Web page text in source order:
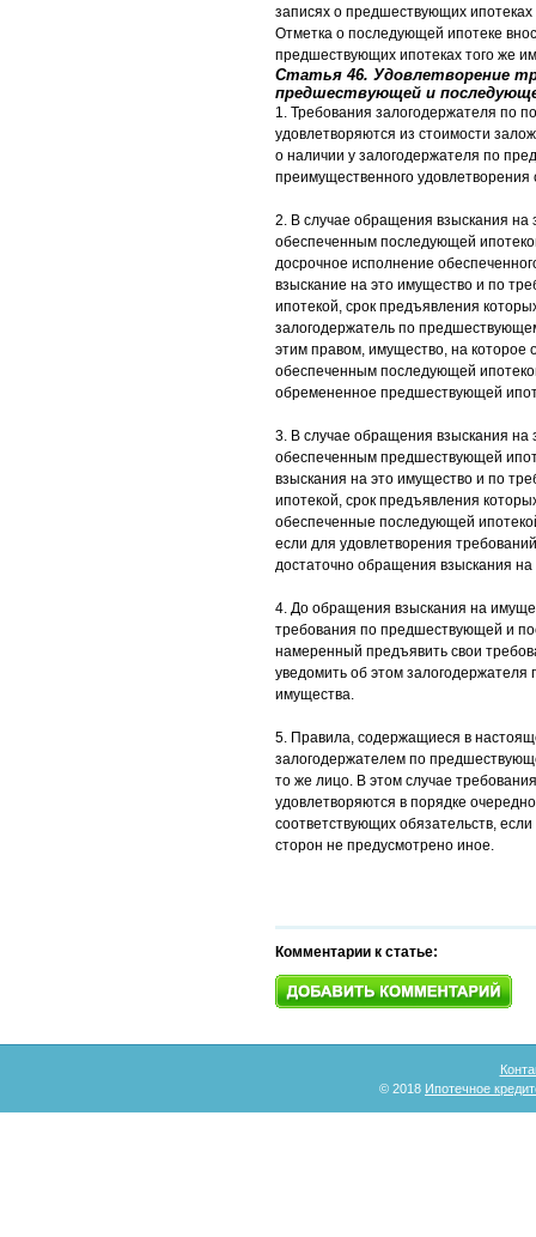
записях о предшествующих
Отметка о последующей ипотеке
предшествующих ипотеках того же
Статья 46. Удовлетворение
предшествующей и
1. Требования залогодержателя по
удовлетворяются из стоимости
о наличии у залогодержателя по
преимущественного удовлетворения
2. В случае обращения взыскания
обеспеченным последующей
досрочное исполнение
взыскание на это имущество и по
ипотекой, срок предъявления
залогодержатель по
этим правом, имущество, на
обеспеченным последующей
обремененное предшествующей
3. В случае обращения взыскания
обеспеченным предшествующей
взыскания на это имущество и по
ипотекой, срок предъявления
обеспеченные последующей
если для удовлетворения
достаточно обращения взыскания
4. До обращения взыскания на
требования по предшествующей и
намеренный предъявить свои
уведомить об этом залогодержателя
имущества.
5. Правила, содержащиеся в
залогодержателем по
то же лицо. В этом случае
удовлетворяются в порядке
соответствующих обязательств,
сторон не предусмотрено иное.
Комментарии к статье:
© 2018 Ипотечное